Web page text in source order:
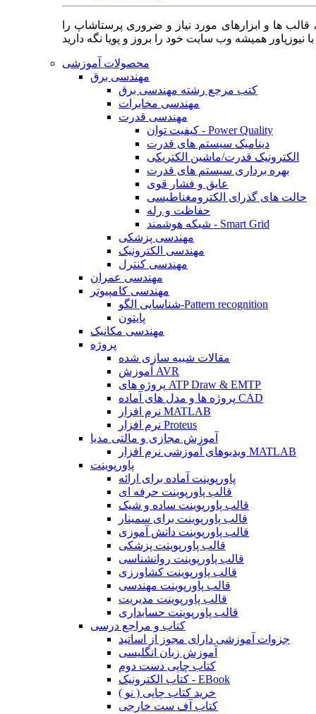
ها و ابزارهای مورد نیاز و ضروری پرستاشاپ را
محصولات آموزشی
مهندسی برق
کتب مرجع رشته مهندسی برق
مهندسی مخابرات
مهندسی قدرت
کیفیت توان - Power Quality
دینامیک سیستم های قدرت
الکترونیک قدرت/ماشین الکتریکی
بهره برداری سیستم های قدرت
عایق و فشار قوی
حالت های گذرای الکترومغناطیسی
حفاظت و رله
شبکه هوشمند - Smart Grid
مهندسی پزشکی
مهندسی الکترونیک
مهندسی کنترل
مهندسی عمران
مهندسی کامپیوتر
شناسایی الگو-Pattern recognition
پایتون
مهندسی مکانیک
پروژه
مقالات شبیه سازی شده
آموزش AVR
پروژه های ATP Draw & EMTP
پروژه ها و مدل های آماده CAD
نرم افزار MATLAB
نرم افزار Proteus
آموزش مجازی و مالتی مدیا
ویدیوهای آموزشی نرم افزار MATLAB
پاورپوینت
پاورپوینت آماده برای ارائه
قالب پاورپوینت حرفه ای
قالب پاورپوینت ساده و شیک
قالب پاورپوینت برای سمینار
قالب پاورپوینت دانش آموزی
قالب پاورپوینت پزشکی
قالب پاورپوینت روانشناسی
قالب پاورپوینت کشاورزی
قالب پاورپوینت مهندسی
قالب پاورپوینت مدیریت
قالب پاورپوینت حسابداری
کتاب و مراجع درسی
جزوات آموزشی دارای مجوز از اساتید
آموزش زبان انگلیسی
کتاب چاپی دست دوم
کتاب الکترونیک - EBook
خرید کتاب چاپی ( نو )
کتاب آف ست خارجی